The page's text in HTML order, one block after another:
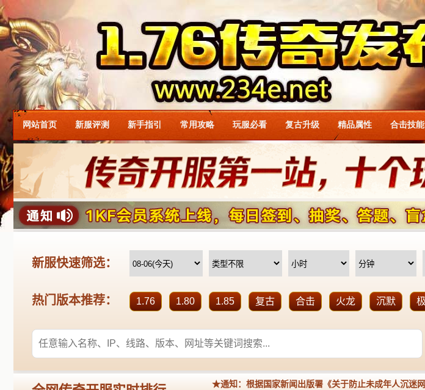
网站首页 新服评测 新手指引 常用攻略 玩服必看 复古升级 精品属性 合击技能